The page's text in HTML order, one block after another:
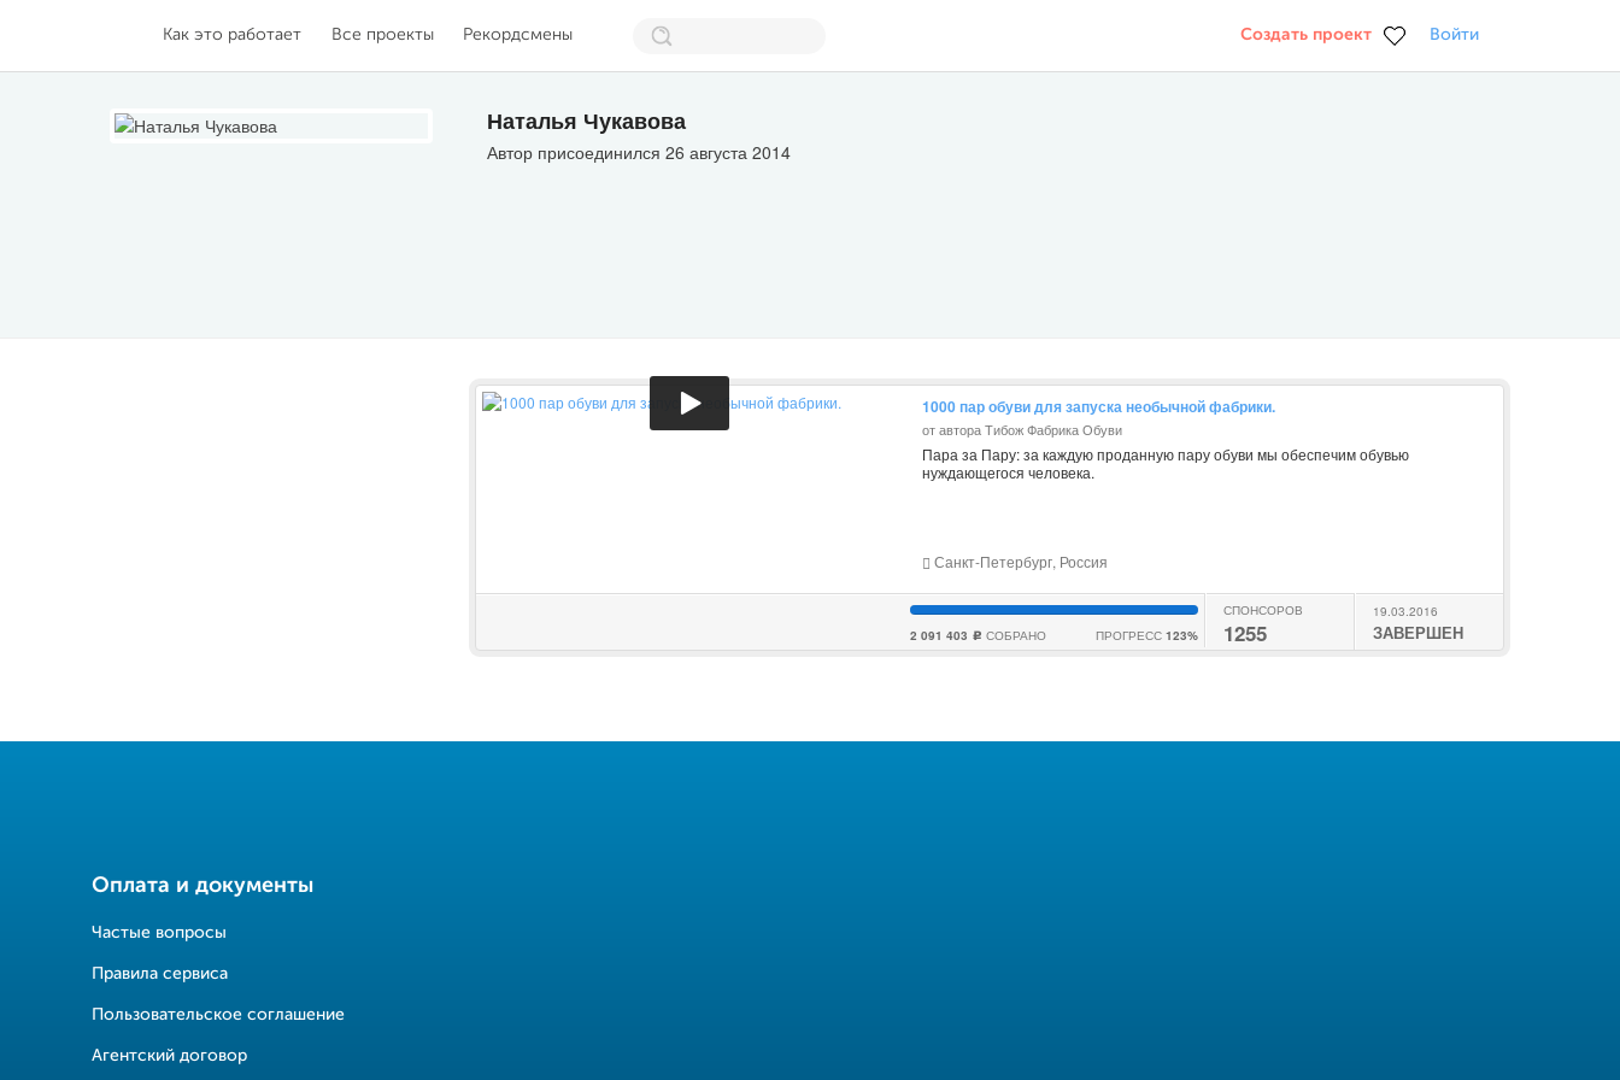
Как это работает Все проекты Рекордсмены Создать проект Войти
Наталья Чукавова
Автор присоединился 26 августа 2014
1000 пар обуви для запуска необычной фабрики.
от автора Тибож Фабрика Обуви
Пара за Пару: за каждую проданную пару обуви мы обеспечим обувью
нуждающегося человека.
Санкт-Петербург, Россия
2 091 403 c СОБРАНО ПРОГРЕСС 123%
СПОНСОРОВ
1255
19.03.2016
ЗАВЕРШЕН
Оплата и документы
Частые вопросы
Правила сервиса
Пользовательское соглашение
Агентский договор